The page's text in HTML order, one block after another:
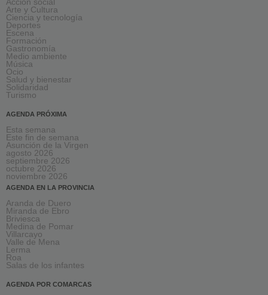
Acción social
Arte y Cultura
Ciencia y tecnología
Deportes
Escena
Formación
Gastronomía
Medio ambiente
Música
Ocio
Salud y bienestar
Solidaridad
Turismo
AGENDA PRÓXIMA
Esta semana
Este fin de semana
Asunción de la Virgen
agosto 2026
septiembre 2026
octubre 2026
noviembre 2026
AGENDA EN LA PROVINCIA
Aranda de Duero
Miranda de Ebro
Briviesca
Medina de Pomar
Villarcayo
Valle de Mena
Lerma
Roa
Salas de los infantes
AGENDA POR COMARCAS